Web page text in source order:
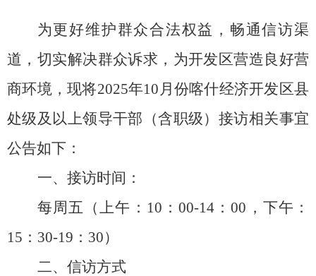
为更好维护群众合法权益，畅通信访渠
道，切实解决群众诉求，为开发区营造良好营
商环境，现将2025年10 月份喀什经济开发区县
处级及以上领导干部（含职级）接访相关事宜
公告如下：
一、接访时间：
每周五（上午： 10 ：00-14 ：00 ， 下午：
15 ： 30-19 ： 30）
二、信访方式